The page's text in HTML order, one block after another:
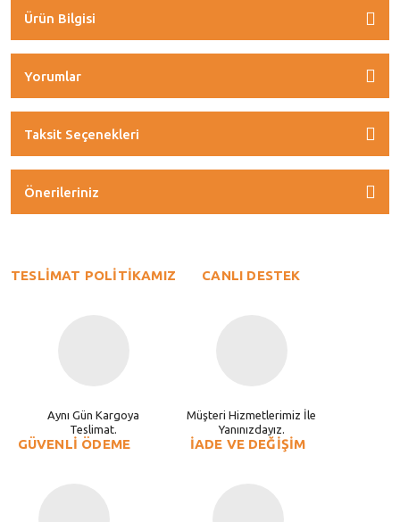
Ürün Bilgisi
Yorumlar
Taksit Seçenekleri
Önerileriniz
TESLİMAT POLİTİKAMIZ
Aynı Gün Kargoya
Teslimat.
CANLI DESTEK
Müşteri Hizmetlerimiz İle
Yanınızdayız.
GÜVENLİ ÖDEME İADE VE DEĞİŞİM